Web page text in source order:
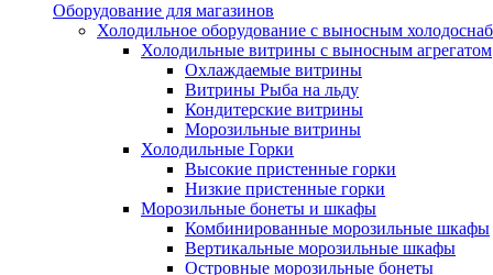
Оборудование для магазинов
Холодильное оборудование с выносным
Холодильные витрины с выносным агрегатом
Охлаждаемые витрины
Витрины Рыба на льду
Кондитерские витрины
Морозильные витрины
Холодильные Горки
Высокие пристенные горки
Низкие пристенные горки
Морозильные бонеты и шкафы
Комбинированные морозильные шкафы
Вертикальные морозильные шкафы
Островные морозильные бонеты